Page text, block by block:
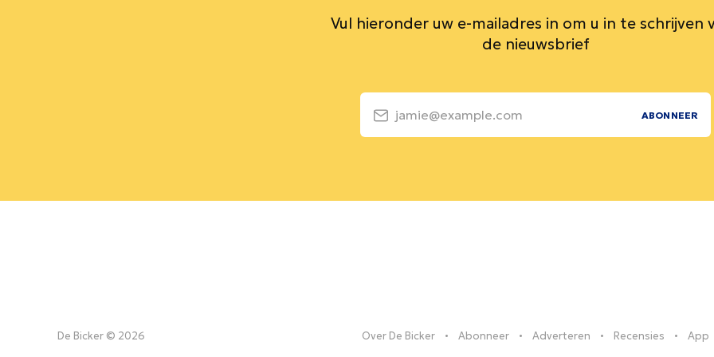
Vul hieronder uw e-mailadres in om u in te schrijven
de nieuwsbrief
jamie@example.com ABONNEER
De Bicker © 2026 Over De Bicker Abonneer Adverteren Recensies App